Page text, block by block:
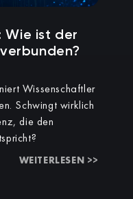
Wie ist der
Wissenschaftler
Schwingt wirklich
die den
WEITERLESEN >>